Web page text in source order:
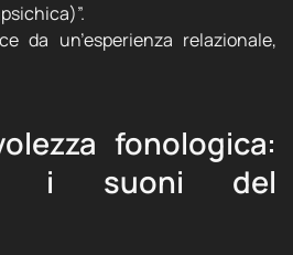
da un’esperienza relazionale,
fonologica:
i suoni del